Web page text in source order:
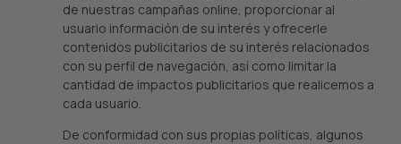
de nuestras campañas online, proporcionar al
usuario información de su interés y ofrecerle
contenidos publicitarios de su interés relacionados
con su perfil de navegación, así como limitar la
cantidad de impactos publicitarios que realicemos a
cada usuario.
De conformidad con sus propias políticas, algunos